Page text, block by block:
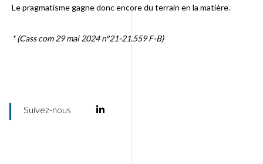
Le pragmatisme gagne donc encore du terrain en la matière.
* (Cass com 29 mai 2024 n°21-21.559 F-B)
Suivez-nous